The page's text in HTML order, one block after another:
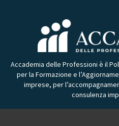
Accademia delle Professioni è il
per la Formazione e
imprese, per
consulenza